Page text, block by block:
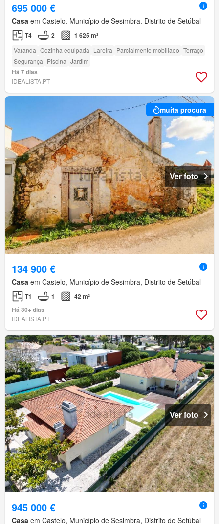
695 000 €
Casa em Castelo, Município de Sesimbra, Distrito de Setúbal
T4 2 1 625 m²
Varanda Cozinha equipada Lareira Parcialmente mobiliado Terraço
Segurança Piscina Jardim
Há 7 dias
IDEALISTA.PT
muita procura
Ver foto
134 900 €
Casa em Castelo, Município de Sesimbra, Distrito de Setúbal
T1 1
42 m²
Há 30+ dias
IDEALISTA.PT
Ver foto
945 000 €
Casa em Castelo, Município de Sesimbra, Distrito de Setúbal